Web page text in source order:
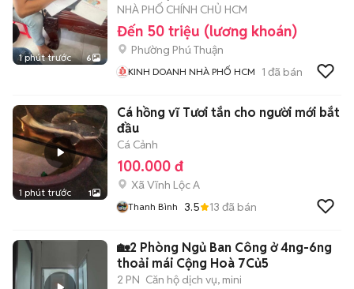
1 phút trước 6
NHÀ PHỐ CHÍNH CHỦ HCM
Đến 50 triệu (lương khoán)
Phường Phú Thuận
KINH DOANH NHÀ PHỐ HCM 1 đã bán
1 phút trước 1
Cá hồng vĩ Tươi tắn cho người mới bắt
đầu
Cá Cảnh
100.000 đ
Xã Vĩnh Lộc A
Thanh Bình 3.5 13 đã bán
🏡2 Phòng Ngủ Ban Công ở 4ng-6ng
thoải mái Cộng Hoà 7Củ5
2 PN Căn hộ dịch vụ, mini